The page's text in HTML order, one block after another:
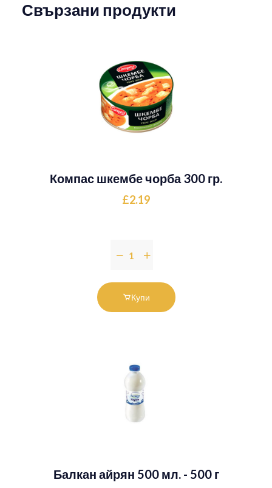
Свързани продукти
Компас шкембе чорба 300 гр.
£2.19
Купи
Балкан айрян 500 мл. - 500 г